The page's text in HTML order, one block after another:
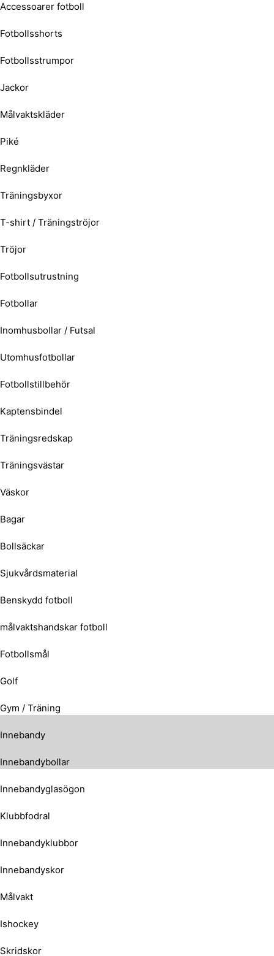
Accessoarer fotboll
Fotbollsshorts
Fotbollsstrumpor
Jackor
Målvaktskläder
Piké
Regnkläder
Träningsbyxor
T-shirt / Träningströjor
Tröjor
Fotbollsutrustning
Fotbollar
Inomhusbollar / Futsal
Utomhusfotbollar
Fotbollstillbehör
Kaptensbindel
Träningsredskap
Träningsvästar
Väskor
Bagar
Bollsäckar
Sjukvårdsmaterial
Benskydd fotboll
målvaktshandskar fotboll
Fotbollsmål
Golf
Gym / Träning
Innebandy
Innebandybollar
Innebandyglasögon
Klubbfodral
Innebandyklubbor
Innebandyskor
Målvakt
Ishockey
Skridskor